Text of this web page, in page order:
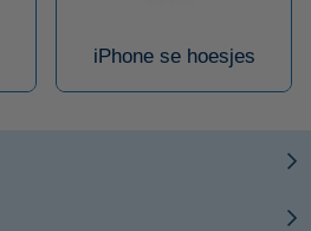
iPhone se hoesjes